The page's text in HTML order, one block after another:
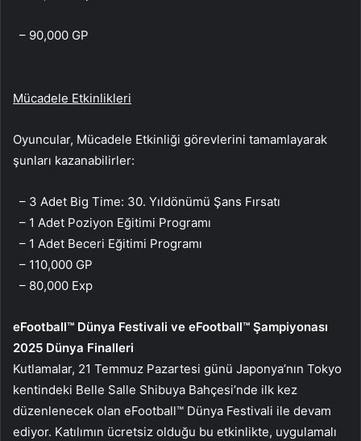
– 90,000 GP
Mücadele Etkinlikleri
Oyuncular, Mücadele Etkinliği görevlerini tamamlayarak
şunları kazanabilirler:
– 3 Adet Big Time: 30. Yıldönümü Şans Fırsatı
– 1 Adet Poziyon Eğitimi Programı
– 1 Adet Beceri Eğitimi Programı
– 110,000 GP
– 80,000 Exp
eFootball™ Dünya Festivali ve eFootball™ Şampiyonası
2025 Dünya Finalleri
Kutlamalar, 21 Temmuz Pazartesi günü Japonya’nın Tokyo
kentindeki Belle Salle Shibuya Bahçesi’nde ilk kez
düzenlenecek olan eFootball™ Dünya Festivali ile devam
ediyor. Katılımın ücretsiz olduğu bu etkinlikte, uygulamalı